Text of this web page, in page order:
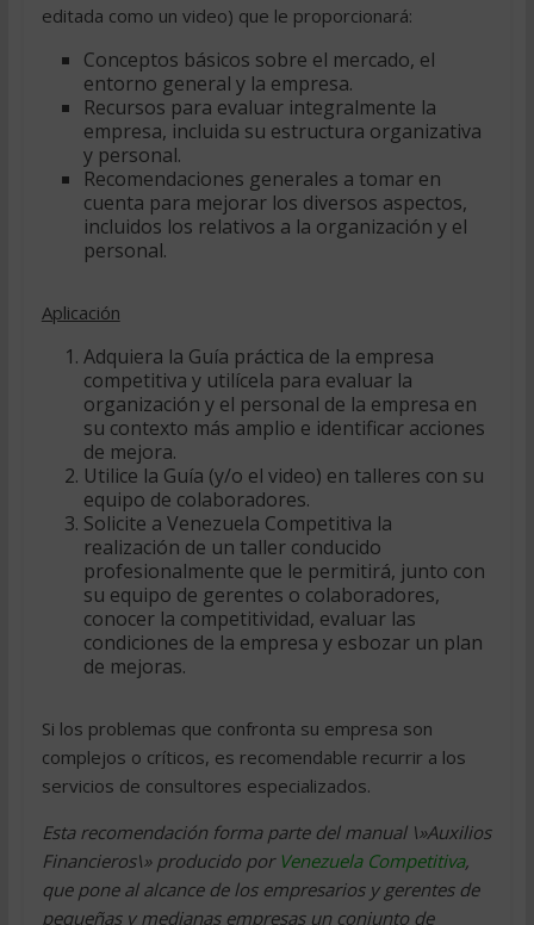
editada como un video) que le proporcionará:
Conceptos básicos sobre el mercado, el
entorno general y la empresa.
Recursos para evaluar integralmente la
empresa, incluida su estructura organizativa
y personal.
Recomendaciones generales a tomar en
cuenta para mejorar los diversos aspectos,
incluidos los relativos a la organización y el
personal.
Aplicación
Adquiera la Guía práctica de la empresa
competitiva y utilícela para evaluar la
organización y el personal de la empresa en
su contexto más amplio e identificar acciones
de mejora.
Utilice la Guía (y/o el video) en talleres con su
equipo de colaboradores.
Solicite a Venezuela Competitiva la
realización de un taller conducido
profesionalmente que le permitirá, junto con
su equipo de gerentes o colaboradores,
conocer la competitividad, evaluar las
condiciones de la empresa y esbozar un plan
de mejoras.
Si los problemas que confronta su empresa son
complejos o críticos, es recomendable recurrir a los
servicios de consultores especializados.
Esta recomendación forma parte del manual \»Auxilios
Financieros\» producido por Venezuela Competitiva,
que pone al alcance de los empresarios y gerentes de
pequeñas y medianas empresas un conjunto de